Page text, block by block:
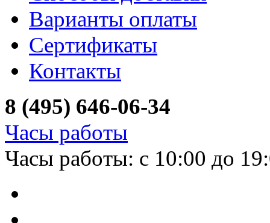
Варианты оплаты
Сертификаты
Контакты
8 (495) 646-06-34
Часы работы
Часы работы: с 10:00 до